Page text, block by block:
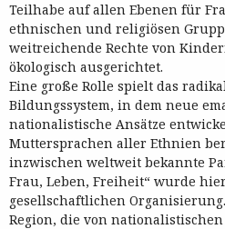
Teilhabe auf allen Ebenen für
ethnischen und religiösen
weitreichende Rechte von
ökologisch ausgerichtet.
Eine große Rolle spielt das
Bildungssystem, in dem neue
nationalistische Ansätze
Muttersprachen aller Ethnien
inzwischen weltweit bekannte
Frau, Leben, Freiheit“ wurde
gesellschaftlichen
Region, die von